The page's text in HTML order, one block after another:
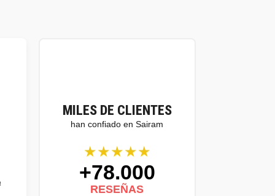
MILES DE CLIENTES
han confiado en Sairam
★★★★★
+78.000
RESEÑAS